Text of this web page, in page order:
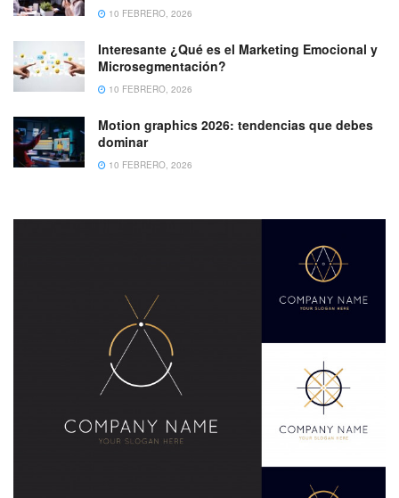
10 FEBRERO, 2026
Interesante ¿Qué es el Marketing Emocional y
Microsegmentación?
10 FEBRERO, 2026
Motion graphics 2026: tendencias que debes
dominar
10 FEBRERO, 2026